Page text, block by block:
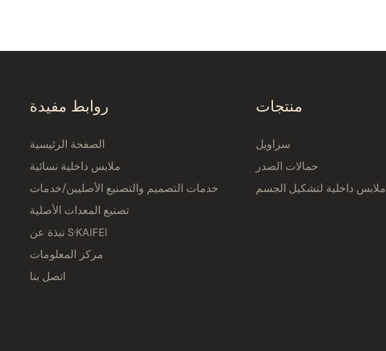
روابط مفيدة
الصفحة الرئيسية
ملابس داخلية نسائية
خدمات التصميم والتصنيع الأصليين/خدمات
تصنيع المعدات الأصلية
نبذة عن S·KAIFEI
مركز المعلومات
اتصل بنا
منتجات
سراويل
حمالات الصدر
ملابس داخلية لتشكيل الجسم